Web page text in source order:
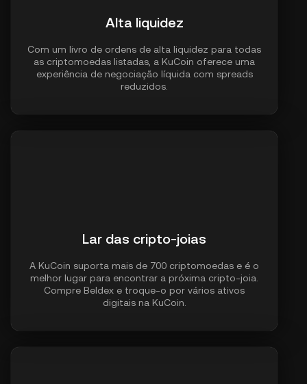
Alta liquidez
Com um livro de ordens de alta liquidez para todas
as criptomoedas listadas, a KuCoin oferece uma
experiência de negociação líquida com spreads
reduzidos.
Lar das cripto-joias
A KuCoin suporta mais de 700 criptomoedas e é o
melhor lugar para encontrar a próxima cripto-joia.
Compre Beldex e troque-o por vários ativos
digitais na KuCoin.